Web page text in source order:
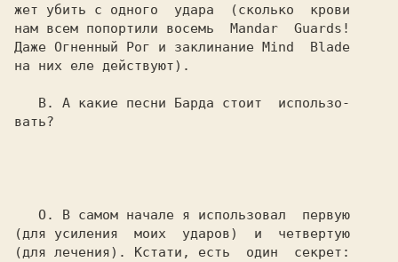
жет убить с одного  удара  (сколько  крови
нам всем попортили восемь  Mandar  Guards!
Даже Огненный Рог и заклинание Mind  Blade
на них еле действуют).
   В.
А какие песни Барда стоит  использо-
вать?
   О.
В самом начале я использовал  первую
(для усиления  моих  ударов)  и  четвертую
(для лечения). Кстати, есть  один  секрет: